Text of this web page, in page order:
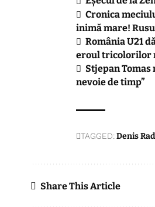
Cronica
inimă mare!
România U21
eroul tricolorilor
Stjepan
nevoie de timp”
TAGGED:Denis
Share This Article